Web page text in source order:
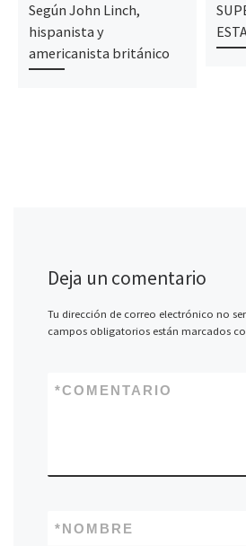
Según John Linch,
hispanista y
americanista británico
Deja un comentario
Tu dirección de correo electrónico no
campos obligatorios están marcados
COMENTARIO
*
NOMBRE
*